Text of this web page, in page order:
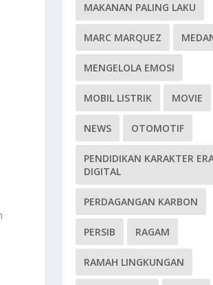
MAKANAN PALING LAKU
MARC MARQUEZ
MENGELOLA EMOSI
MOBIL LISTRIK MOVIE
NEWS OTOMOTIF
PENDIDIKAN KARAKTER
DIGITAL
PERDAGANGAN KARBON
PERSIB RAGAM
RAMAH LINGKUNGAN